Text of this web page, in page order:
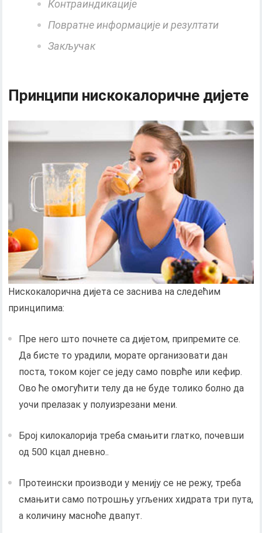
Контраиндикације
Повратне информације и резултати
Закључак
Принципи нискокалоричне дијете
Нискокалорична дијета се заснива на следећим
принципима:
Пре него што почнете са дијетом, припремите се.
Да бисте то урадили, морате организовати дан
поста, током којег се једу само поврће или кефир.
Ово ће омогућити телу да не буде толико болно да
уочи прелазак у полуизрезани мени.
Број килокалорија треба смањити глатко, почевши
од 500 кцал дневно..
Протеински производи у менију се не режу, треба
смањити само потрошњу угљених хидрата три пута,
а количину масноће двапут.